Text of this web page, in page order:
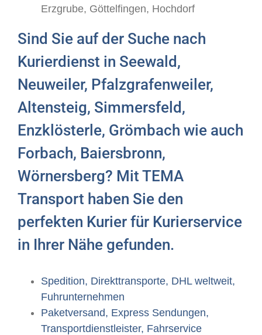
Erzgrube, Göttelfingen, Hochdorf
Sind Sie auf der Suche nach
Kurierdienst in Seewald,
Neuweiler, Pfalzgrafenweiler,
Altensteig, Simmersfeld,
Enzklösterle, Grömbach wie auch
Forbach, Baiersbronn,
Wörnersberg? Mit TEMA
Transport haben Sie den
perfekten Kurier für Kurierservice
in Ihrer Nähe gefunden.
Spedition, Direkttransporte, DHL weltweit,
Fuhrunternehmen
Paketversand, Express Sendungen,
Transportdienstleister, Fahrservice